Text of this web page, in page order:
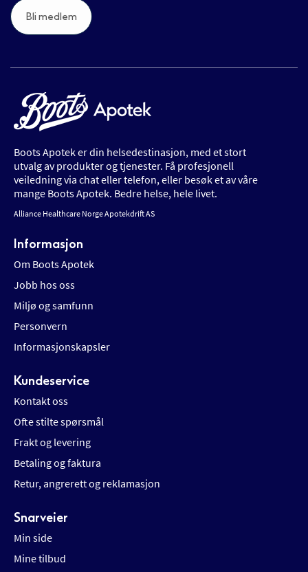
Bli medlem
Boots Apotek er din helsedestinasjon, med et stort
utvalg av produkter og tjenester. Få profesjonell
veiledning via chat eller telefon, eller besøk et av våre
mange Boots Apotek. Bedre helse, hele livet.
Alliance Healthcare Norge Apotekdrift AS
Informasjon
Om Boots Apotek
Jobb hos oss
Miljø og samfunn
Personvern
Informasjonskapsler
Kundeservice
Kontakt oss
Ofte stilte spørsmål
Frakt og levering
Betaling og faktura
Retur, angrerett og reklamasjon
Snarveier
Min side
Mine tilbud